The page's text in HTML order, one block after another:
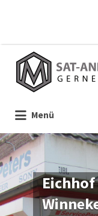
Suchen
nach:
Menü
Eichhof